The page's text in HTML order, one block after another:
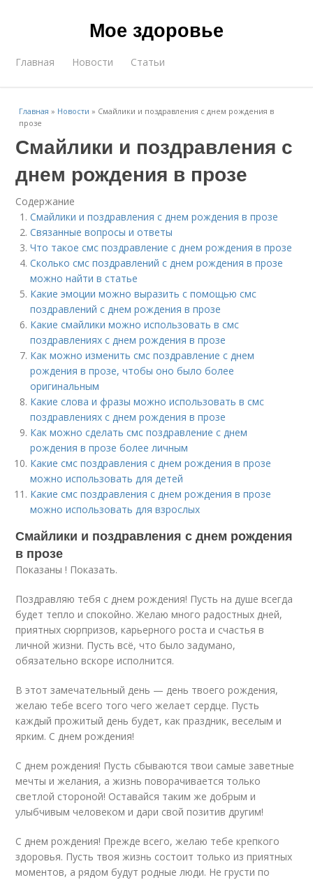
Мое здоровье
Главная Новости Статьи
Главная » Новости » Смайлики и поздравления с днем рождения в
прозе
Смайлики и поздравления с
днем рождения в прозе
Содержание
Смайлики и поздравления с днем рождения в прозе
Связанные вопросы и ответы
Что такое смс поздравление с днем рождения в прозе
Сколько смс поздравлений с днем рождения в прозе
можно найти в статье
Какие эмоции можно выразить с помощью смс
поздравлений с днем рождения в прозе
Какие смайлики можно использовать в смс
поздравлениях с днем рождения в прозе
Как можно изменить смс поздравление с днем
рождения в прозе, чтобы оно было более
оригинальным
Какие слова и фразы можно использовать в смс
поздравлениях с днем рождения в прозе
Как можно сделать смс поздравление с днем
рождения в прозе более личным
Какие смс поздравления с днем рождения в прозе
можно использовать для детей
Какие смс поздравления с днем рождения в прозе
можно использовать для взрослых
Смайлики и поздравления с днем рождения
в прозе
Показаны ! Показать.
Поздравляю тебя с днем рождения! Пусть на душе всегда
будет тепло и спокойно. Желаю много радостных дней,
приятных сюрпризов, карьерного роста и счастья в
личной жизни. Пусть всё, что было задумано,
обязательно вскоре исполнится.
В этот замечательный день — день твоего рождения,
желаю тебе всего того чего желает сердце. Пусть
каждый прожитый день будет, как праздник, веселым и
ярким. С днем рождения!
С днем рождения! Пусть сбываются твои самые заветные
мечты и желания, а жизнь поворачивается только
светлой стороной! Оставайся таким же добрым и
улыбчивым человеком и дари свой позитив другим!
С днем рождения! Прежде всего, желаю тебе крепкого
здоровья. Пусть твоя жизнь состоит только из приятных
моментов, а рядом будут родные люди. Не грусти по